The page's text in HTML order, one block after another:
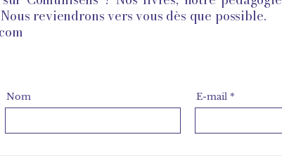
reviendrons vers vous dès que possible.
Nom E-mail